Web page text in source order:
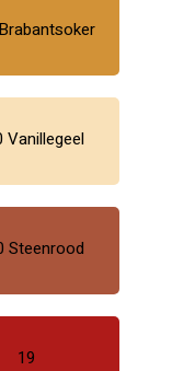
Vanillegeel
Steenrood
19